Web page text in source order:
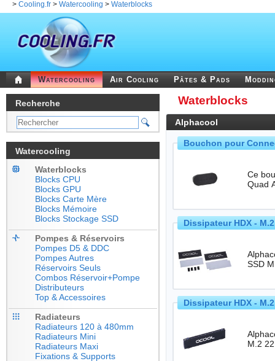
> Cooling.fr > Watercooling > Waterblocks
Watercooling Air Cooling Pâtes & Pads
Recherche
Watercooling
Waterblocks
Blocks CPU
Blocks GPU
Blocks Carte Mère
Blocks Mémoire
Blocks Stockage SSD
Pompes & Réservoirs
Pompes D5 & DDC
Pompes Autres
Réservoirs Seuls
Combos Réservoir+Pompe
Distributeurs
Top & Accessoires
Radiateurs
Radiateurs 120 à 480mm
Radiateurs Mini
Radiateurs Maxi
Fixations & Supports
Waterblocks
Alphacool
Bouchon pour
Ce
Dissipateur HDX -
Dissipateur HDX -